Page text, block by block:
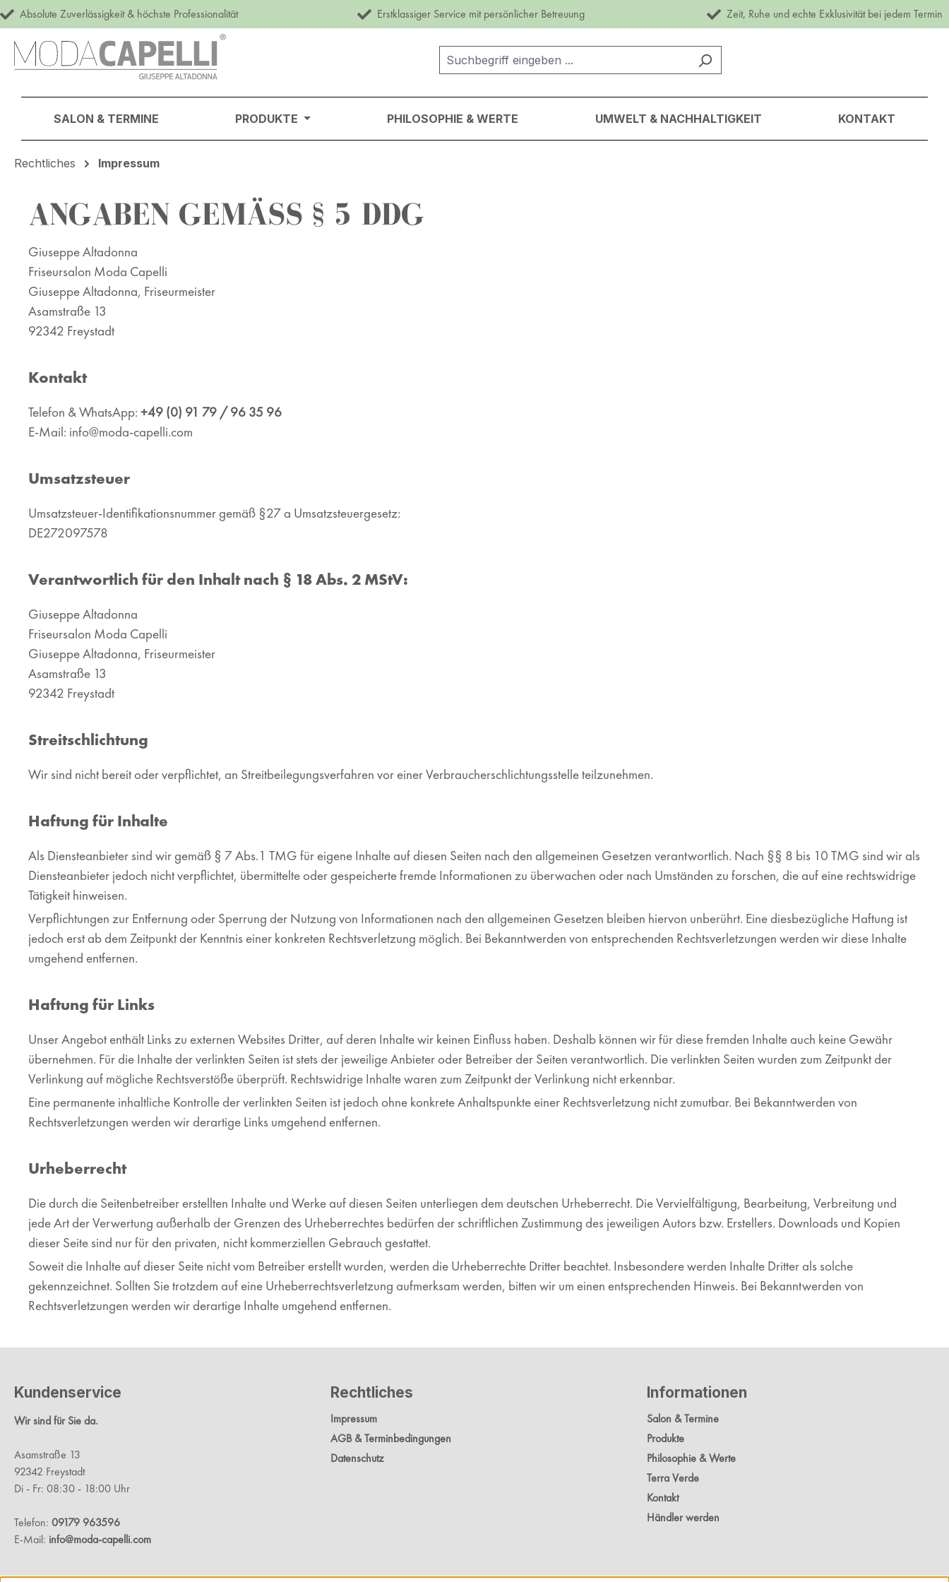
Hauptinhalt springen
Zur Suche springen
Zur Hauptnavigation springen
Absolute Zuverlässigkeit & höchste Professionalität Erstklassiger Service mit persönlicher Betreuung Zeit, Ruhe und echte Exklusivität bei jedem Termin
SALON & TERMINE PRODUKTE PHILOSOPHIE & WERTE UMWELT & NACHHALTIGKEIT KONTAKT
Rechtliches Impressum
ANGABEN GEMÄSS § 5 DDG
Giuseppe Altadonna
Friseursalon Moda Capelli
Giuseppe Altadonna, Friseurmeister
Asamstraße 13
92342 Freystadt
Kontakt
Telefon & WhatsApp: +49 (0) 91 79 / 96 35 96
E-Mail: info@moda-capelli.com
Umsatzsteuer
Umsatzsteuer-Identifikationsnummer gemäß §27 a Umsatzsteuergesetz:
DE272097578
Verantwortlich für den Inhalt nach § 18 Abs. 2 MStV:
Giuseppe Altadonna
Friseursalon Moda Capelli
Giuseppe Altadonna, Friseurmeister
Asamstraße 13
92342 Freystadt
Streitschlichtung
Wir sind nicht bereit oder verpflichtet, an Streitbeilegungsverfahren vor einer Verbraucherschlichtungsstelle teilzunehmen.
Haftung für Inhalte
Als Diensteanbieter sind wir gemäß § 7 Abs.1 TMG für eigene Inhalte auf diesen Seiten nach den allgemeinen Gesetzen verantwortlich. Nach §§ 8 bis 10 TMG sind wir als
Diensteanbieter jedoch nicht verpflichtet, übermittelte oder gespeicherte fremde Informationen zu überwachen oder nach Umständen zu forschen, die auf eine rechtswidrige
Tätigkeit hinweisen.
Verpflichtungen zur Entfernung oder Sperrung der Nutzung von Informationen nach den allgemeinen Gesetzen bleiben hiervon unberührt. Eine diesbezügliche Haftung ist
jedoch erst ab dem Zeitpunkt der Kenntnis einer konkreten Rechtsverletzung möglich. Bei Bekanntwerden von entsprechenden Rechtsverletzungen werden wir diese Inhalte
umgehend entfernen.
Haftung für Links
Unser Angebot enthält Links zu externen Websites Dritter, auf deren Inhalte wir keinen Einfluss haben. Deshalb können wir für diese fremden Inhalte auch keine Gewähr
übernehmen. Für die Inhalte der verlinkten Seiten ist stets der jeweilige Anbieter oder Betreiber der Seiten verantwortlich. Die verlinkten Seiten wurden zum Zeitpunkt der
Verlinkung auf mögliche Rechtsverstöße überprüft. Rechtswidrige Inhalte waren zum Zeitpunkt der Verlinkung nicht erkennbar.
Eine permanente inhaltliche Kontrolle der verlinkten Seiten ist jedoch ohne konkrete Anhaltspunkte einer Rechtsverletzung nicht zumutbar. Bei Bekanntwerden von
Rechtsverletzungen werden wir derartige Links umgehend entfernen.
Urheberrecht
Die durch die Seitenbetreiber erstellten Inhalte und Werke auf diesen Seiten unterliegen dem deutschen Urheberrecht. Die Vervielfältigung, Bearbeitung, Verbreitung und
jede Art der Verwertung außerhalb der Grenzen des Urheberrechtes bedürfen der schriftlichen Zustimmung des jeweiligen Autors bzw. Erstellers. Downloads und Kopien
dieser Seite sind nur für den privaten, nicht kommerziellen Gebrauch gestattet.
Soweit die Inhalte auf dieser Seite nicht vom Betreiber erstellt wurden, werden die Urheberrechte Dritter beachtet. Insbesondere werden Inhalte Dritter als solche
gekennzeichnet. Sollten Sie trotzdem auf eine Urheberrechtsverletzung aufmerksam werden, bitten wir um einen entsprechenden Hinweis. Bei Bekanntwerden von
Rechtsverletzungen werden wir derartige Inhalte umgehend entfernen.
Kundenservice
Wir sind für Sie da.
Asamstraße 13
92342 Freystadt
Di - Fr: 08:30 - 18:00 Uhr
Telefon: 09179 963596
E-Mail: info@moda-capelli.com
Rechtliches
Impressum
AGB & Terminbedingungen
Datenschutz
Informationen
Salon & Termine
Produkte
Philosophie & Werte
Terra Verde
Kontakt
Händler werden